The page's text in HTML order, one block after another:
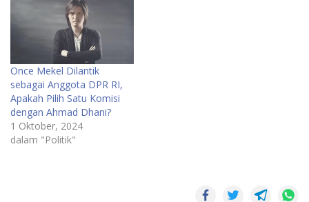
Once Mekel Dilantik
sebagai Anggota DPR RI,
Apakah Pilih Satu Komisi
dengan Ahmad Dhani?
1 Oktober, 2024
dalam "Politik"